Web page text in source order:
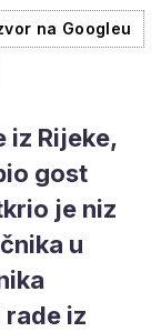
na Googleu
iz Rijeke,
gost
je niz
u
rade iz